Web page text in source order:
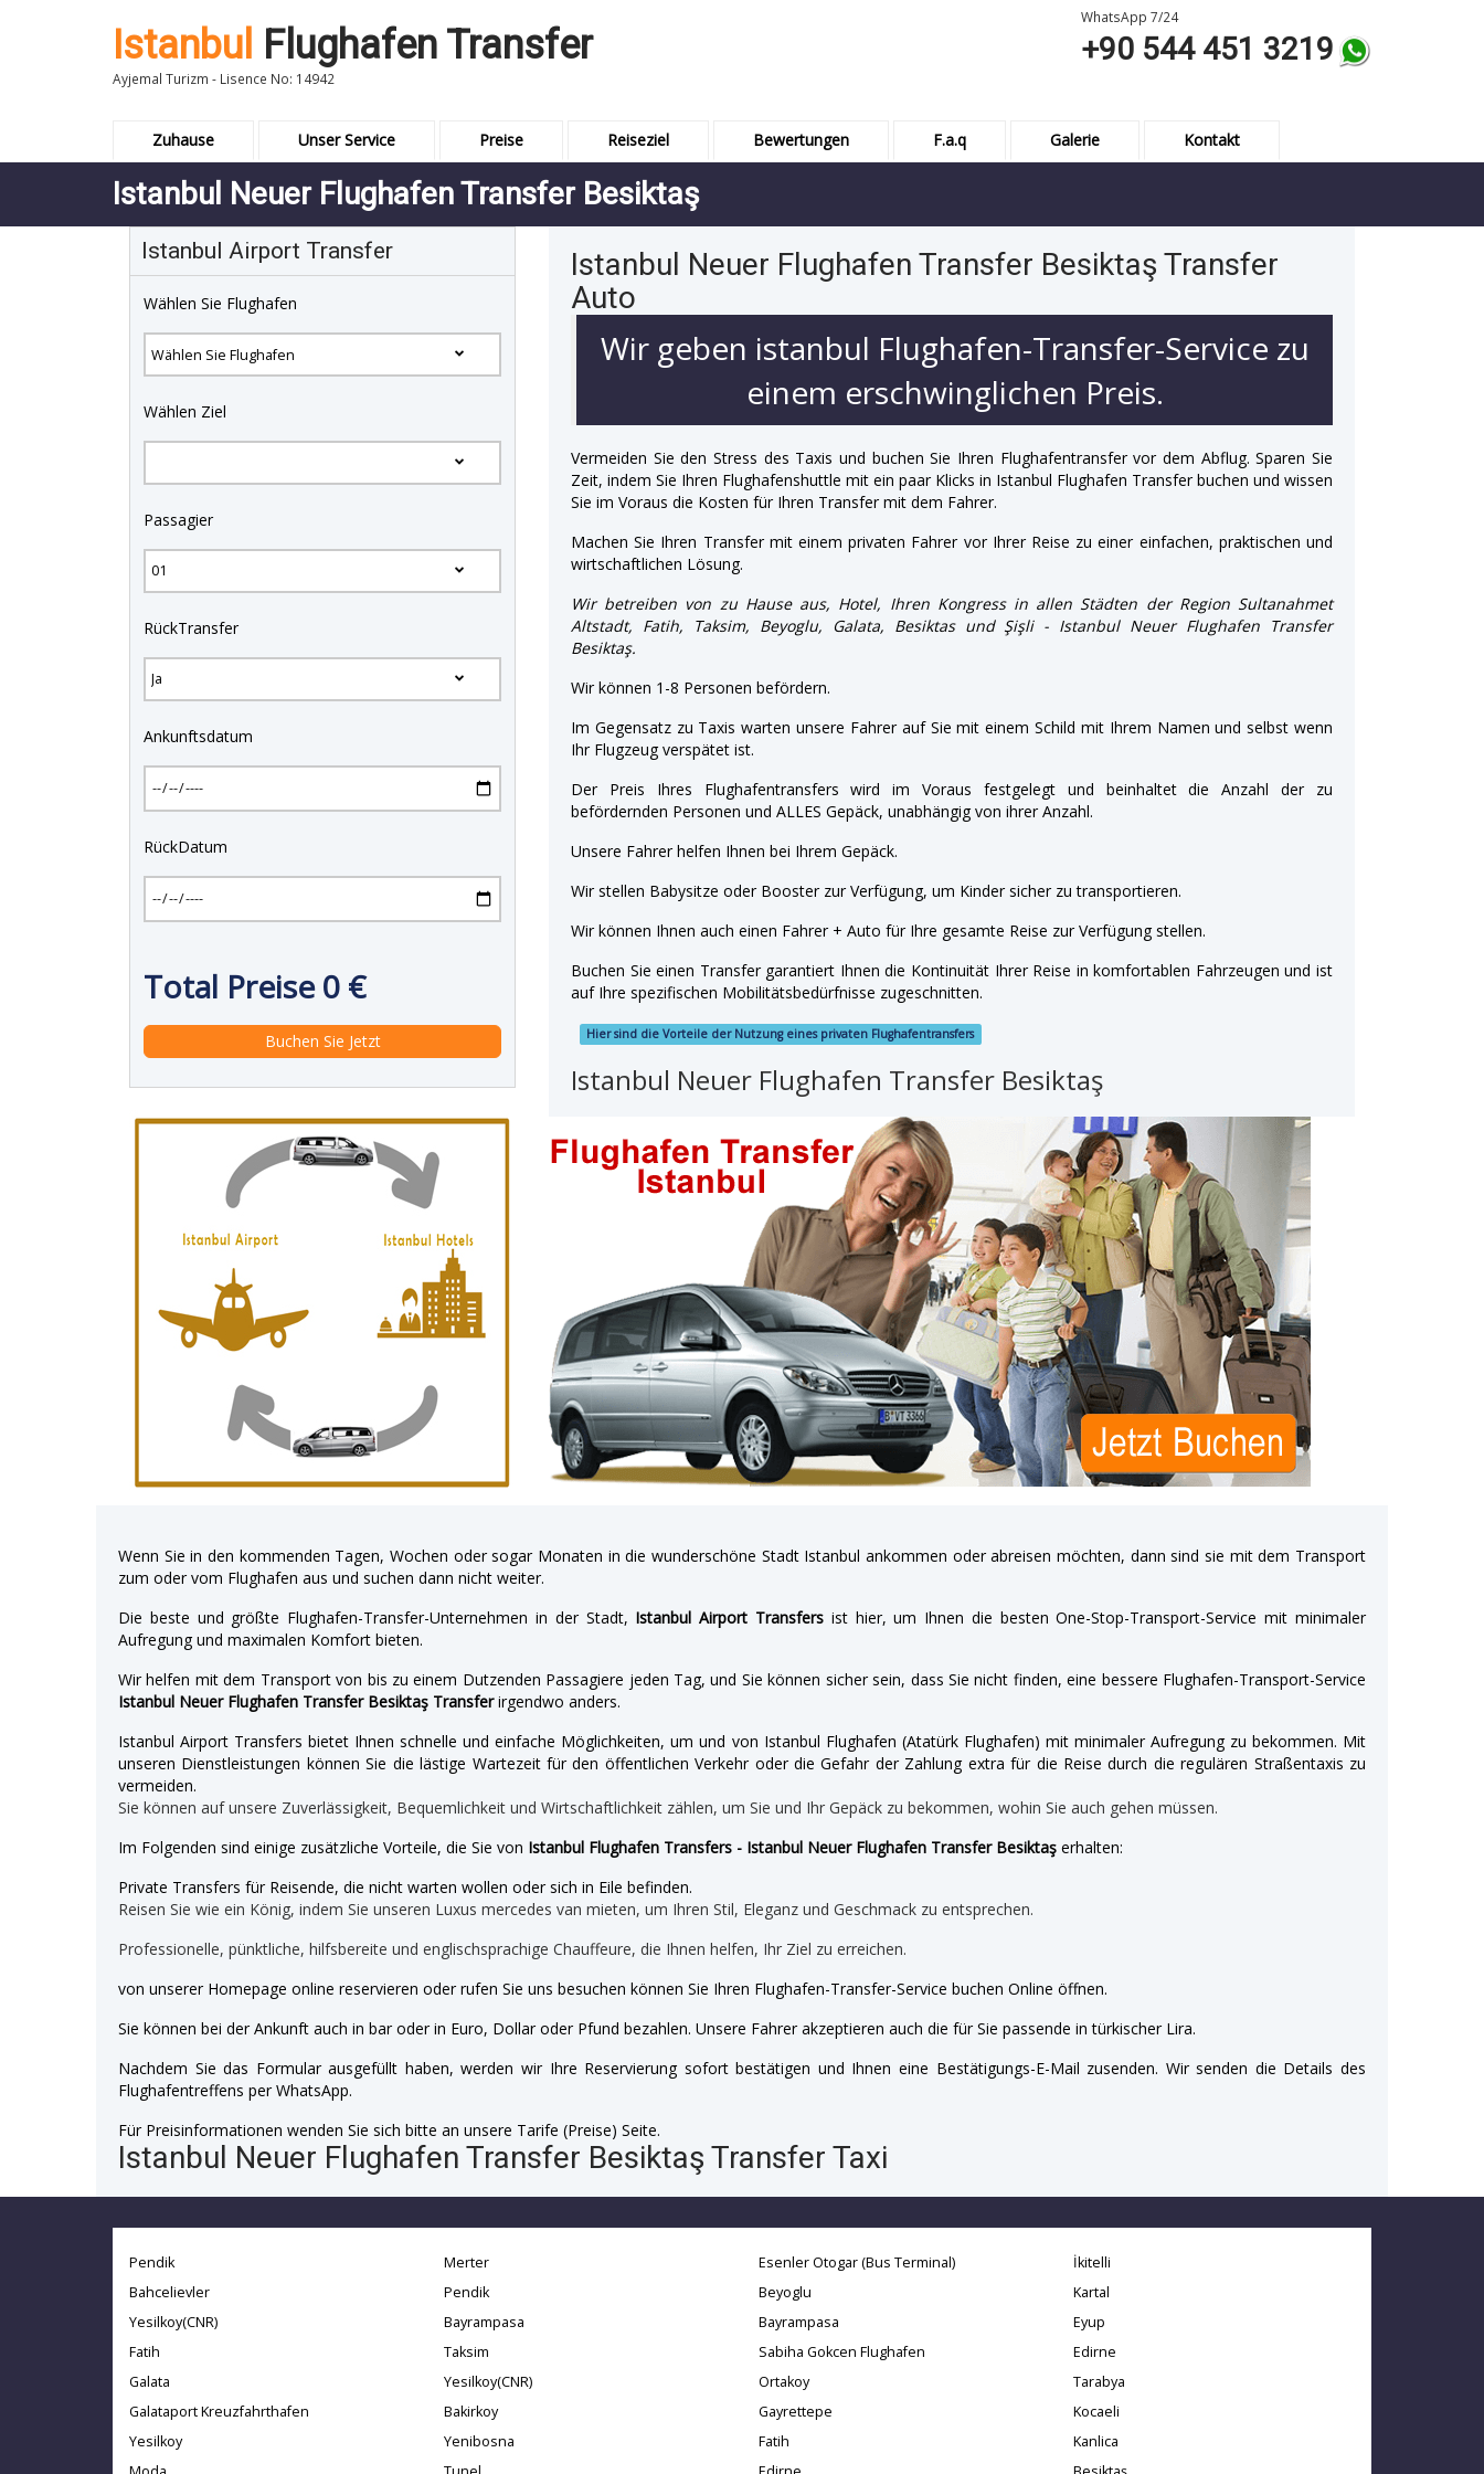
Istanbul Flughafen Transfer
Ayjemal Turizm - Lisence No: 14942
WhatsApp 7/24
+90 544 451 3219
Zuhause Unser Service Preise Reiseziel Bewertungen F.a.q Galerie Kontakt
Istanbul Neuer Flughafen Transfer Besiktaş
Istanbul Airport Transfer
Wählen Sie Flughafen
Wählen Ziel
Passagier
RückTransfer
Ankunftsdatum
RückDatum
Total Preise0 €
Istanbul Neuer Flughafen Transfer Besiktaş Transfer
Auto
Wir geben istanbul Flughafen-Transfer-Service zu
einem erschwinglichen Preis.
Vermeiden Sie den Stress des Taxis und buchen Sie Ihren Flughafentransfer vor dem Abflug. Sparen Sie
Zeit, indem Sie Ihren Flughafenshuttle mit ein paar Klicks in Istanbul Flughafen Transfer buchen und wissen
Sie im Voraus die Kosten für Ihren Transfer mit dem Fahrer.
Machen Sie Ihren Transfer mit einem privaten Fahrer vor Ihrer Reise zu einer einfachen, praktischen und
wirtschaftlichen Lösung.
Wir betreiben von zu Hause aus, Hotel, Ihren Kongress in allen Städten der Region Sultanahmet
Altstadt, Fatih, Taksim, Beyoglu, Galata, Besiktas und Şişli - Istanbul Neuer Flughafen Transfer
Besiktaş.
Wir können 1-8 Personen befördern.
Im Gegensatz zu Taxis warten unsere Fahrer auf Sie mit einem Schild mit Ihrem Namen und selbst wenn
Ihr Flugzeug verspätet ist.
Der Preis Ihres Flughafentransfers wird im Voraus festgelegt und beinhaltet die Anzahl der zu
befördernden Personen und ALLES Gepäck, unabhängig von ihrer Anzahl.
Unsere Fahrer helfen Ihnen bei Ihrem Gepäck.
Wir stellen Babysitze oder Booster zur Verfügung, um Kinder sicher zu transportieren.
Wir können Ihnen auch einen Fahrer + Auto für Ihre gesamte Reise zur Verfügung stellen.
Buchen Sie einen Transfer garantiert Ihnen die Kontinuität Ihrer Reise in komfortablen Fahrzeugen und ist
auf Ihre spezifischen Mobilitätsbedürfnisse zugeschnitten.
Hier sind die Vorteile der Nutzung eines privaten Flughafentransfers
Istanbul Neuer Flughafen Transfer Besiktaş
Wenn Sie in den kommenden Tagen, Wochen oder sogar Monaten in die wunderschöne Stadt Istanbul ankommen oder abreisen möchten, dann sind sie mit dem Transport
zum oder vom Flughafen aus und suchen dann nicht weiter.
Die beste und größte Flughafen-Transfer-Unternehmen in der Stadt, Istanbul Airport Transfersist hier, um Ihnen die besten One-Stop-Transport-Service mit minimaler
Aufregung und maximalen Komfort bieten.
Wir helfen mit dem Transport von bis zu einem Dutzenden Passagiere jeden Tag, und Sie können sicher sein, dass Sie nicht finden, eine bessere Flughafen-Transport-Service
Istanbul Neuer Flughafen Transfer Besiktaş Transferirgendwo anders.
Istanbul Airport Transfers bietet Ihnen schnelle und einfache Möglichkeiten, um und von Istanbul Flughafen (Atatürk Flughafen) mit minimaler Aufregung zu bekommen. Mit
unseren Dienstleistungen können Sie die lästige Wartezeit für den öffentlichen Verkehr oder die Gefahr der Zahlung extra für die Reise durch die regulären Straßentaxis zu
vermeiden.
Sie können auf unsere Zuverlässigkeit, Bequemlichkeit und Wirtschaftlichkeit zählen, um Sie und Ihr Gepäck zu bekommen, wohin Sie auch gehen müssen.
Im Folgenden sind einige zusätzliche Vorteile, die Sie von Istanbul Flughafen Transfers - Istanbul Neuer Flughafen Transfer Besiktaş erhalten:
Private Transfers für Reisende, die nicht warten wollen oder sich in Eile befinden.
Reisen Sie wie ein König, indem Sie unseren Luxus mercedes van mieten, um Ihren Stil, Eleganz und Geschmack zu entsprechen.
Professionelle, pünktliche, hilfsbereite und englischsprachige Chauffeure, die Ihnen helfen, Ihr Ziel zu erreichen.
von unserer Homepage online reservieren oder rufen Sie uns besuchen können Sie Ihren Flughafen-Transfer-Service buchen Online öffnen.
Sie können bei der Ankunft auch in bar oder in Euro, Dollar oder Pfund bezahlen. Unsere Fahrer akzeptieren auch die für Sie passende in türkischer Lira.
Nachdem Sie das Formular ausgefüllt haben, werden wir Ihre Reservierung sofort bestätigen und Ihnen eine Bestätigungs-E-Mail zusenden. Wir senden die Details des
Flughafentreffens per WhatsApp.
Für Preisinformationen wenden Sie sich bitte an unsere Tarife (Preise) Seite.
Istanbul Neuer Flughafen Transfer Besiktaş Transfer Taxi
Pendik
Bahcelievler
Yesilkoy(CNR)
Fatih
Galata
Galataport Kreuzfahrthafen
Yesilkoy
Merter
Pendik
Bayrampasa
Taksim
Yesilkoy(CNR)
Bakirkoy
Yenibosna
Esenler Otogar (Bus Terminal)
Beyoglu
Bayrampasa
Sabiha Gokcen Flughafen
Ortakoy
Gayrettepe
Fatih
İkitelli
Kartal
Eyup
Edirne
Tarabya
Kocaeli
Kanlica